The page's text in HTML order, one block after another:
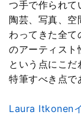
つ手で作られて
陶芸、写真、空
わってきた全て
のアーティスト
という点にこ
特筆すべき点で
Laura Itkonen